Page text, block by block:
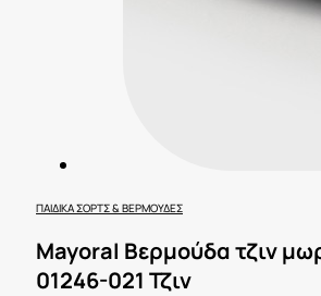
ΠΑΙΔΙΚΆ ΣΟΡΤΣ & ΒΕΡΜΟΎΔΕΣ
Mayoral Βερμούδα τζιν
01246-021 Τζιν